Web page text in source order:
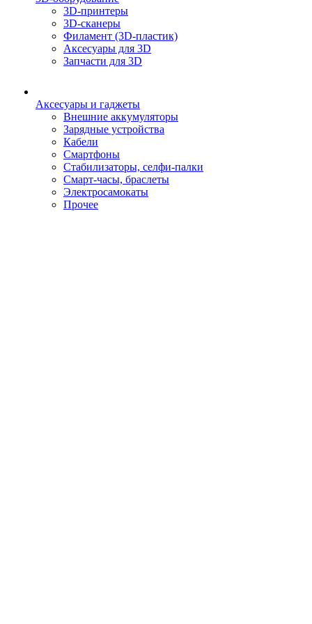
3D-принтеры
3D-сканеры
Филамент (3D-пластик)
Аксесуары для 3D
Запчасти для 3D
Аксесуары и гаджеты
Внешние аккумуляторы
Зарядные устройства
Кабели
Смартфоны
Стабилизаторы, селфи-палки
Смарт-часы, браслеты
Электросамокаты
Прочее